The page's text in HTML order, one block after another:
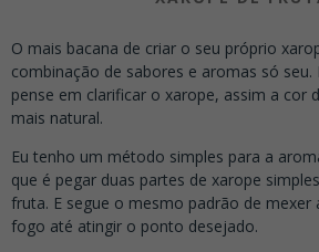
O mais bacana de criar o seu próprio
combinação de sabores e aromas só seu.
pense em clarificar o xarope, assim a cor
mais natural.
Eu tenho um método simples para a
que é pegar duas partes de xarope
fruta. E segue o mesmo padrão de mexer
fogo até atingir o ponto desejado.